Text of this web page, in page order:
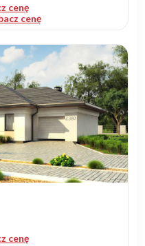
cenę
cenę
cenę